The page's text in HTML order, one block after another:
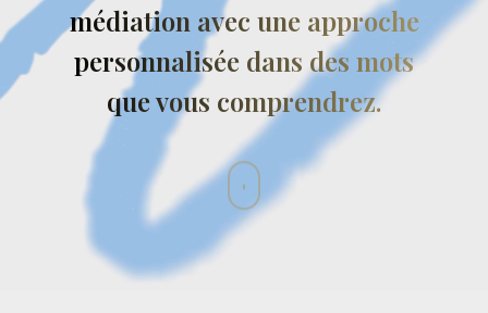
médiation avec une approche
personnalisée dans des mots
que vous comprendrez.
Navigate
to
the